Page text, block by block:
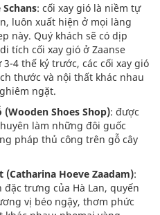
: cối xay gió là niềm tự
luôn xuất hiện ở mọi làng
này. Quý khách sẽ có dịp
tích cối xay gió ở Zaanse
4 thế kỷ trước, các cối xay gió
thước và nội thất khác nhau
ngặt.
Shoes Shop): được
làm những đôi guốc
pháp thủ công trên gỗ cây
Hoeve Zaadam):
trưng của Hà Lan, quyến
vị béo ngậy, thơm phức